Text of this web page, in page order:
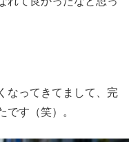
ってきてまして、完
です（笑）。